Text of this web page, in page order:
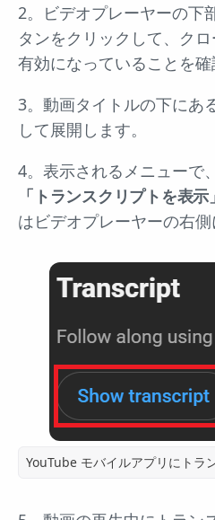
2。ビデオプレーヤーの下
タンをクリックして、ク
有効になっていることを確
3。動画タイトルの下にあ
して展開します。
4。表示されるメニューで
「トランスクリプトを表示」
はビデオプレーヤーの右側
YouTube モバイルアプリにトラ